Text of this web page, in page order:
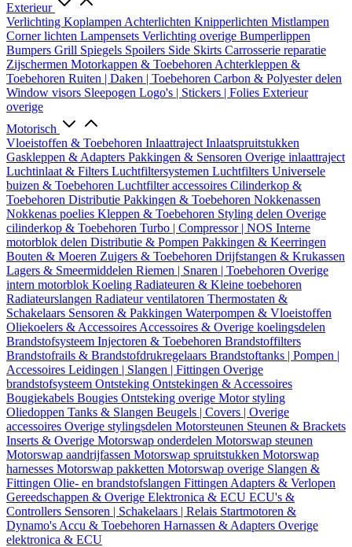
Exterieur
Verlichting Koplampen Achterlichten Knipperlichten Mistlampen
Corner lichten Lampensets Verlichting overige Bumperlippen
Bumpers Grill Spiegels Spoilers Side Skirts Carrosserie reparatie
Zijschermen Motorkappen & Toebehoren Achterkleppen &
Toebehoren Ruiten | Daken | Toebehoren Carbon & Polyester delen
Window visors Sleepogen Logo's | Stickers | Folies Exterieur
overige
Motorisch
Vloeistoffen & Toebehoren Inlaattraject Inlaatspruitstukken
Gaskleppen & Adapters Pakkingen & Sensoren Overige inlaattraject
Luchtinlaat & Filters Luchtfiltersystemen Luchtfilters Universele
buizen & Toebehoren Luchtfilter accessoires Cilinderkop &
Toebehoren Distributie Pakkingen & Toebehoren Nokkenassen
Nokkenas poelies Kleppen & Toebehoren Styling delen Overige
cilinderkop & Toebehoren Turbo | Compressor | NOS Interne
motorblok delen Distributie & Pompen Pakkingen & Keerringen
Bouten & Moeren Zuigers & Toebehoren Drijfstangen & Krukassen
Lagers & Smeermiddelen Riemen | Snaren | Toebehoren Overige
intern motorblok Koeling Radiateuren & Kleine toebehoren
Radiateurslangen Radiateur ventilatoren Thermostaten &
Schakelaars Sensoren & Pakkingen Waterpompen & Vloeistoffen
Oliekoelers & Accessoires Accessoires & Overige koelingsdelen
Brandstofsysteem Injectoren & Toebehoren Brandstoffilters
Brandstofrails & Brandstofdrukregelaars Brandstoftanks | Pompen |
Accessoires Leidingen | Slangen | Fittingen Overige
brandstofsysteem Ontsteking Ontstekingen & Accessoires
Bougiekabels Bougies Ontsteking overige Motor styling
Oliedoppen Tanks & Slangen Beugels | Covers | Overige
accessoires Overige stylingsdelen Motorsteunen Steunen & Brackets
Inserts & Overige Motorswap onderdelen Motorswap steunen
Motorswap aandrijfassen Motorswap spruitstukken Motorswap
harnesses Motorswap pakketten Motorswap overige Slangen &
Fittingen Olie- en brandstofslangen Fittingen Adapters & Verlopen
Gereedschappen & Overige Elektronica & ECU ECU's &
Controllers Sensoren | Schakelaars | Relais Startmotoren &
Dynamo's Accu & Toebehoren Harnassen & Adapters Overige
elektronica & ECU